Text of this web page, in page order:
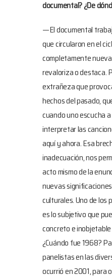
documental? ¿De
—El documental
que circularon en el
completamente
revaloriza o destaca.
extrañeza que
hechos del pasado,
cuando uno escucha
interpretar las
aquí y ahora. Esa
inadecuación, nos
acto mismo de la
nuevas
culturales. Uno de los
es lo subjetivo que
concreto e
¿Cuándo fue 1968?
panelistas en las
ocurrió en 2001, para